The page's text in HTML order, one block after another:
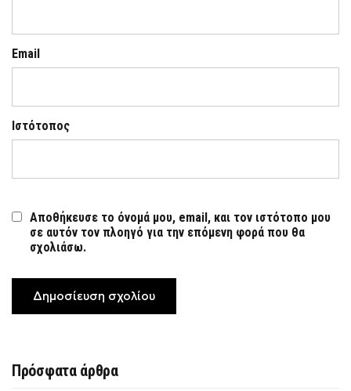
Email
Ιστότοπος
Αποθήκευσε το όνομά μου, email, και τον ιστότοπο μου
σε αυτόν τον πλοηγό για την επόμενη φορά που θα
σχολιάσω.
Πρόσφατα άρθρα